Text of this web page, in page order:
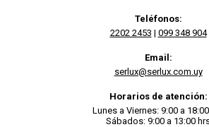
Teléfonos:
2202 2453 | 099 348 904
Email:
serlux@serlux.com.uy
Horarios de atención:
Lunes a Viernes: 9:00 a
Sábados: 9:00 a 13:00